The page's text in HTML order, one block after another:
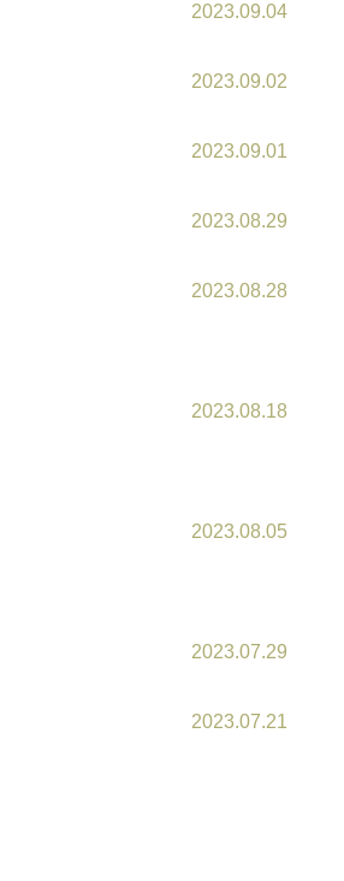
2023.09.04
2023.09.02
2023.09.01
2023.08.29
2023.08.28
2023.08.18
2023.08.05
2023.07.29
2023.07.21